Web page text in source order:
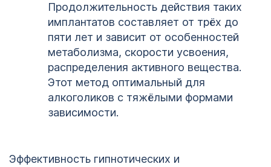
Продолжительность действия таких
имплантатов составляет от трёх до
пяти лет и зависит от особенностей
метаболизма, скорости усвоения,
распределения активного вещества.
Этот метод оптимальный для
алкоголиков с тяжёлыми формами
зависимости.
Эффективность гипнотических и